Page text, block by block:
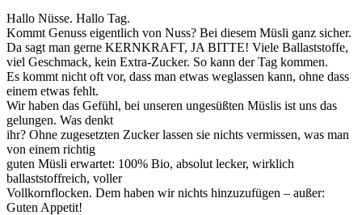
Hallo Nüsse. Hallo Tag.
Kommt Genuss eigentlich von Nuss? Bei diesem Müsli ganz sicher.
Da sagt man gerne KERNKRAFT, JA BITTE! Viele Ballaststoffe,
viel Geschmack, kein Extra-Zucker. So kann der Tag kommen.
Es kommt nicht oft vor, dass man etwas weglassen kann, ohne dass
einem etwas fehlt.
Wir haben das Gefühl, bei unseren ungesüßten Müslis ist uns das
gelungen. Was denkt
ihr? Ohne zugesetzten Zucker lassen sie nichts vermissen, was man
von einem richtig
guten Müsli erwartet: 100% Bio, absolut lecker, wirklich
ballaststoffreich, voller
Vollkornflocken. Dem haben wir nichts hinzuzufügen – außer:
Guten Appetit!